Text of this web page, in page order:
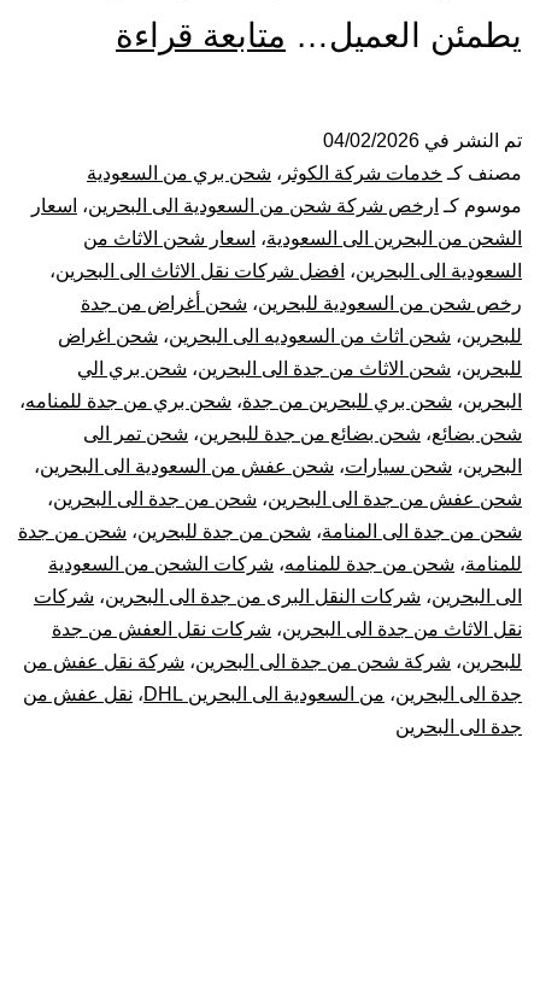
يطمئن العميل… متابعة قراءة
جدة
الي
البحرين
|
نقل
عفش
من
جدة
للبحرين
تم النشر في 04/02/2026
مصنف كـ خدمات شركة الكوثر ، شحن بري من السعودية
موسوم كـ ارخص شركة شحن من السعودية الى البحرين، اسعار
الشحن من البحرين الى السعودية، اسعار شحن الاثاث من
السعودية الى البحرين، افضل شركات نقل الاثاث الى البحرين،
رخص شحن من السعودية للبحرين، شحن أغراض من جدة
للبحرين، شحن اثاث من السعوديه الى البحرين، شحن اغراض
للبحرين، شحن الاثاث من جدة الى البحرين، شحن بري الي
البحرين، شحن بري للبحرين من جدة، شحن بري من جدة للمنامه،
شحن بضائع، شحن بضائع من جدة للبحرين، شحن تمر الى
البحرين، شحن سيارات، شحن عفش من السعودية الى البحرين،
شحن عفش من جدة الى البحرين، شحن من جدة الى البحرين،
شحن من جدة الى المنامة، شحن من جدة للبحرين، شحن من جدة
للمنامة، شحن من جدة للمنامه، شركات الشحن من السعودية
الى البحرين، شركات النقل البرى من جدة الى البحرين، شركات
نقل الاثاث من جدة الى البحرين، شركات نقل العفش من جدة
للبحرين، شركة شحن من جدة الى البحرين، شركة نقل عفش من
جدة الى البحرين، من السعودية الى البحرين DHL ، نقل عفش من
جدة الى البحرين